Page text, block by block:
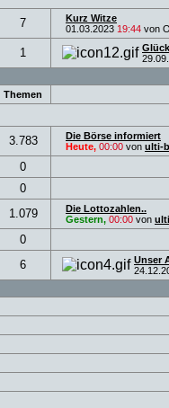
7
Kurz Witze
01.03.2023 19:44 von
1
Themen
3.783
Die Börse informiert
Heute, 00:00 von ulti-
0
0
1.079
Die Lottozahlen..
Gestern, 00:00 von
0
6
Unser